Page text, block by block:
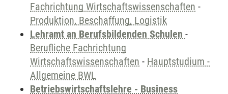
Fachrichtung Wirtschaftswissenschaften -
Produktion, Beschaffung, Logistik
Lehramt an Berufsbildenden Schulen -
Berufliche Fachrichtung
Wirtschaftswissenschaften - Hauptstudium -
Allgemeine BWL
Betriebswirtschaftslehre - Business